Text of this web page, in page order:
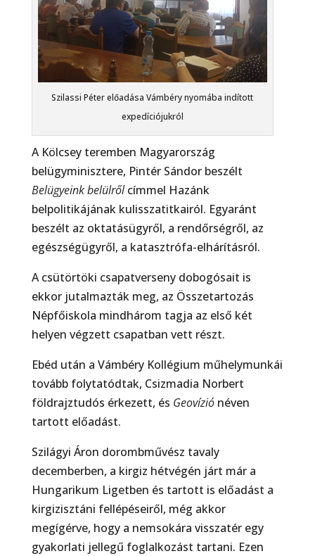
Szilassi Péter előadása Vámbéry nyomába indított
expedíciójukról
A Kölcsey teremben Magyarország
belügyminisztere, Pintér Sándor beszélt
Belügyeink belülrőlcímmel Hazánk
belpolitikájának kulisszatitkairól. Egyaránt
beszélt az oktatásügyről, a rendőrségről, az
egészségügyről, a katasztrófa-elhárításról.
A csütörtöki csapatverseny dobogósait is
ekkor jutalmazták meg, az Összetartozás
Népfőiskola mindhárom tagja az első két
helyen végzett csapatban vett részt.
Ebéd után a Vámbéry Kollégium műhelymunkái
tovább folytatódtak, Csizmadia Norbert
földrajztudós érkezett, és Geovíziónéven
tartott előadást.
Szilágyi Áron dorombművész tavaly
decemberben, a kirgiz hétvégén járt már a
Hungarikum Ligetben és tartott is előadást a
kirgizisztáni fellépéseiről, még akkor
megígérve, hogy a nemsokára visszatér egy
gyakorlati jellegű foglalkozást tartani. Ezen